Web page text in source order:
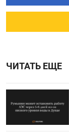
ЧИТАТЬ ЕЩЕ